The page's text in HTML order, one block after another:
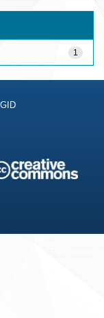
1